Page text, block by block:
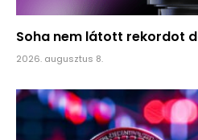
Soha nem látott rekordot
2026. augusztus 8.